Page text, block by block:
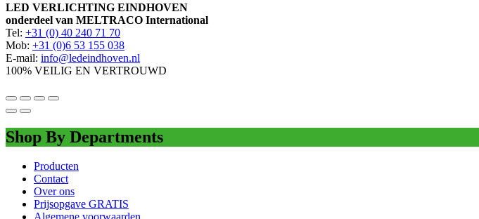
LED VERLICHTING EINDHOVEN
onderdeel van MELTRACO International
Tel: +31 (0) 40 240 71 70
Mob: +31 (0)6 53 155 038
E-mail: info@ledeindhoven.nl
100% VEILIG EN VERTROUWD
Shop By Departments
Producten
Contact
Over ons
Prijsopgave GRATIS